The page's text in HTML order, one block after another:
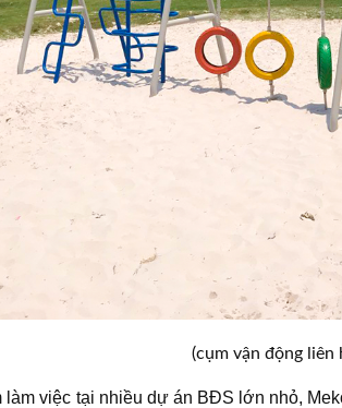
(cụm vận động liên
làm việc tại nhiều dự án BĐS lớn nhỏ,